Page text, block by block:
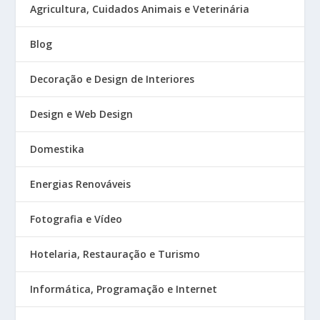
Agricultura, Cuidados Animais e Veterinária
Blog
Decoração e Design de Interiores
Design e Web Design
Domestika
Energias Renováveis
Fotografia e Vídeo
Hotelaria, Restauração e Turismo
Informática, Programação e Internet